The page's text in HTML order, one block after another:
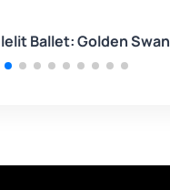
Ballet: Golden Swan